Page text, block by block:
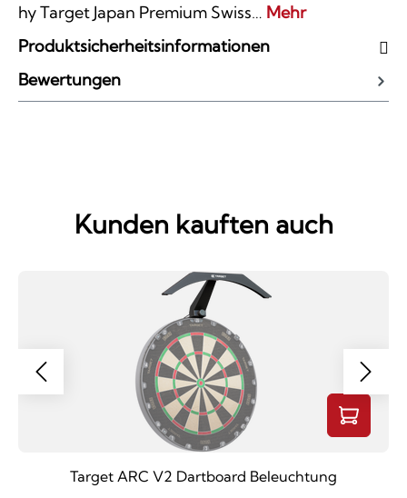
hy Target Japan Premium Swiss… Mehr
Produktsicherheitsinformationen
Bewertungen
Kunden kauften auch
Target ARC V2 Dartboard Beleuchtung